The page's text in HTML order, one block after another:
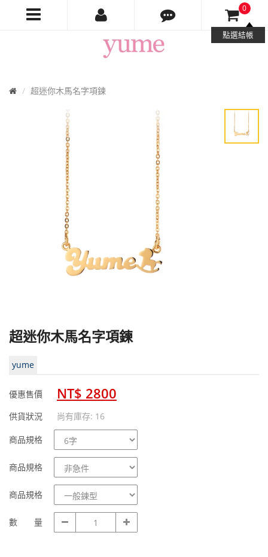
0
點選結帳
Yume
Jewelry
首
超迷你木馬名字項鍊
超迷你木馬名字項鍊
yume
優惠售價 NT$ 2800
供貨狀況 尚有庫存: 16
商品規格
商
品
規
商品規格
商
品
規
商品規格
商
品
規
數 量
數
量